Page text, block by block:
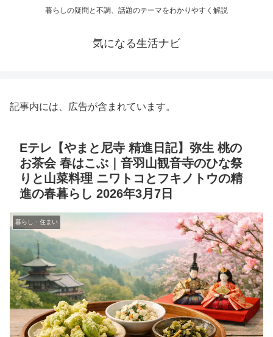
暮らしの疑問と不調、話題のテーマをわかりやすく解説
気になる生活ナビ
記事内には、広告が含まれています。
Eテレ【やまと尼寺 精進日記】弥生 桃の
お茶会 春はこぶ｜音羽山観音寺のひな祭
りと山菜料理 ニワトコとフキノトウの精
進の春暮らし 2026年3月7日
暮らし・住まい